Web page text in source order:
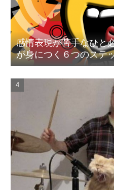
感情表現が苦手なひと
が身につく６つのステ